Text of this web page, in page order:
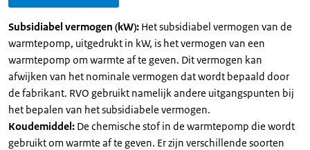
Subsidiabel vermogen (kW): Het subsidiabel vermogen van de
warmtepomp, uitgedrukt in kW, is het vermogen van een
warmtepomp om warmte af te geven. Dit vermogen kan
afwijken van het nominale vermogen dat wordt bepaald door
de fabrikant. RVO gebruikt namelijk andere uitgangspunten bij
het bepalen van het subsidiabele vermogen.
Koudemiddel: De chemische stof in de warmtepomp die wordt
gebruikt om warmte af te geven. Er zijn verschillende soorten